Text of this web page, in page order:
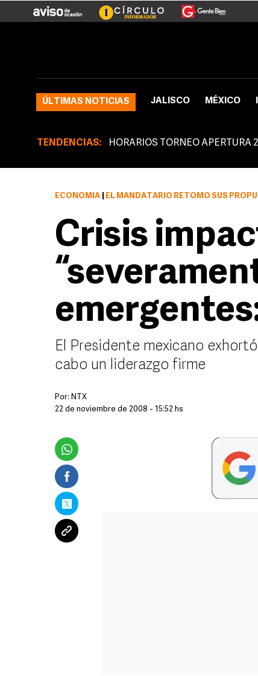
ÚLTIMAS NOTICIAS JALISCO MÉXICO
TENDENCIAS: HORARIOS TORNEO APERTURA
ECONOMÍA EL MANDATARIO RETOMÓ SUS
Crisis
El Presidente mexicano
cabo un liderazgo firme
Por: NTX
22 de noviembre de 2008 - 15:52 hs